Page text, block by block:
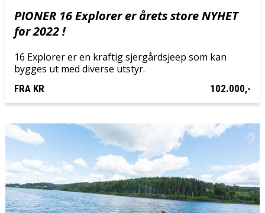
PIONER 16 Explorer er årets store NYHET
for 2022 !
16 Explorer er en kraftig sjergårdsjeep som kan
bygges ut med diverse utstyr.
FRA KR 102.000,-